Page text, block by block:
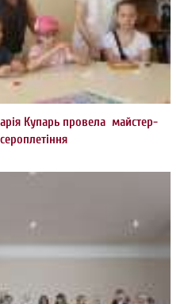
Купарь провела майстер-